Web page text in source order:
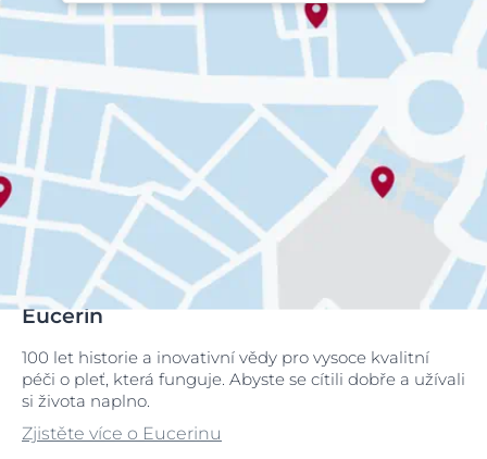
Eucerin
100 let historie a inovativní vědy pro vysoce kvalitní
péči o pleť, která funguje. Abyste se cítili dobře a užívali
si života naplno.
Zjistěte více o Eucerinu